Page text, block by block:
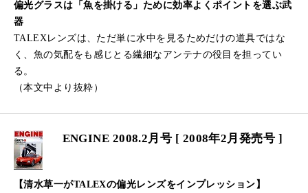
偏光グラスは「魚を掛ける」ために効率よくポイントを選ぶ武
器
TALEXレンズは、ただ単に水中を見るためだけの道具ではな
く、魚の気配をも感じとる繊細なアンテナの役目を担ってい
る。
（本文中より抜粋）
ENGINE 2008.2月号 [ 2008年2月発売号 ]
【清水草一がTALEXの偏光レンズをインプレッション】